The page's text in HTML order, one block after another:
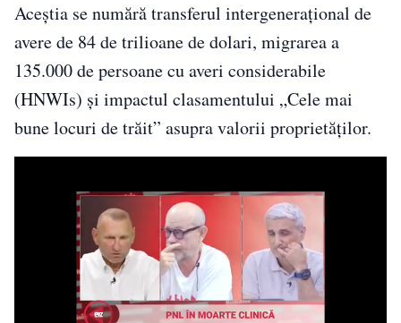
Aceștia se numără transferul intergenerațional de
avere de 84 de trilioane de dolari, migrarea a
135.000 de persoane cu averi considerabile
(HNWIs) și impactul clasamentului „Cele mai
bune locuri de trăit” asupra valorii proprietăților.